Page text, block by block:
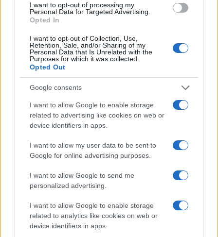
I want to opt-out of processing my
Personal Data for Targeted Advertising.
Opted In
I want to opt-out of Collection, Use,
Retention, Sale, and/or Sharing of my
Personal Data that Is Unrelated with the
Purposes for which it was collected.
Opted Out
Google consents
I want to allow Google to enable storage
related to advertising like cookies on web or
device identifiers in apps.
I want to allow my user data to be sent to
Google for online advertising purposes.
I want to allow Google to send me
personalized advertising.
I want to allow Google to enable storage
related to analytics like cookies on web or
device identifiers in apps.
Questo elenco, cosìpoliticamente scorretto
contrasta palesemente con le tendenze culturali
prevalenti oggi nei paesi occidentali che
favoriscono una visione egualitaria dell’Umanità;
genetica e sociologia soprattutto si sforzano di
provare, con una mole impressionante di dati
scientifici e formulazioni, che tutti gli uomini sono
per natura uguali e che, se alcuni sono più uguali
degli altri, ciò è attribuibile all’educazione e
all’ambiente sociale e non a Madre Natura.
“Si tratta di un’opinione diffusa che
personalmente non condivido” sostiene Cipolla
con forza. “È mia ferma convinzione che gli uomini
non sono tutti uguali, che alcuni sono stupidi e
altri non lo sono, e che la differenza è determinata